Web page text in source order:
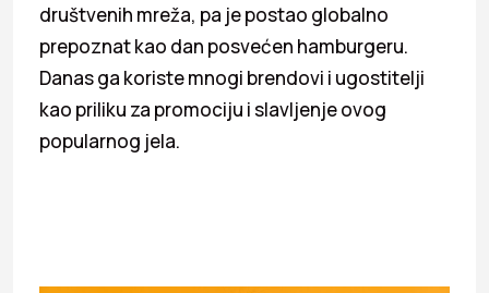
društvenih mreža, pa je postao globalno
prepoznat kao dan posvećen hamburgeru.
Danas ga koriste mnogi brendovi i ugostitelji
kao priliku za promociju i slavljenje ovog
popularnog jela.